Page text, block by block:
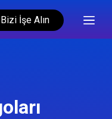
Bizi İşe Alın